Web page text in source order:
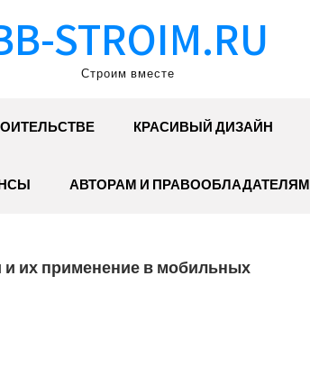
STROIM.RU
Строим вместе
КРАСИВЫЙ ДИЗАЙН
АВТОРАМ И ПРАВООБЛАДАТЕЛЯМ
и их применение в мобильных